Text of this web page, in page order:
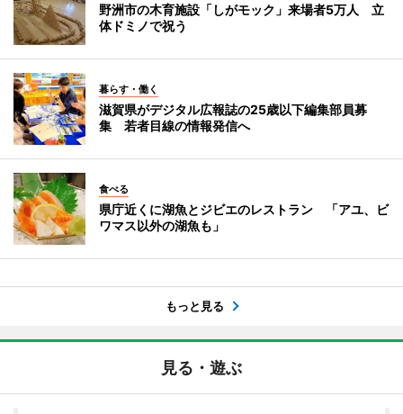
野洲市の木育施設「しがモック」来場者5万人 立
体ドミノで祝う
暮らす・働く
滋賀県がデジタル広報誌の25歳以下編集部員募
集 若者目線の情報発信へ
食べる
県庁近くに湖魚とジビエのレストラン 「アユ、ビ
ワマス以外の湖魚も」
もっと見る
見る・遊ぶ